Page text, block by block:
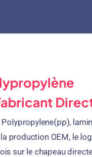
(pp),
production OEM, le
sur le chapeau